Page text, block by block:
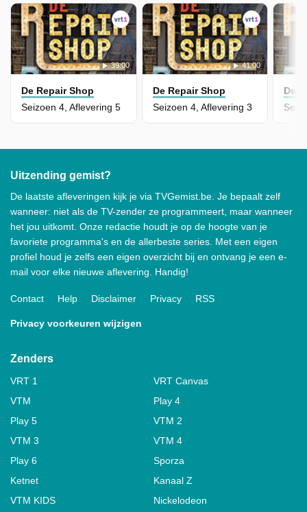
39:00
De Repair Shop
Seizoen 4, Aflevering 5
41:00
De Repair Shop
Seizoen 4, Aflevering 3
De
Uitzending gemist?
De laatste afleveringen kijk je via TVGemist.be. Je bepaalt zelf
wanneer: niet als de TV-zender ze programmeert, maar wanneer
het jou uitkomt. Onze redactie houdt je op de hoogte van je
favoriete programma's en de allerbeste series. Met een eigen
profiel houd je zelfs een eigen overzicht bij en ontvang je een e-
mail voor elke nieuwe aflevering. Handig!
Contact Help Disclaimer Privacy RSS
Privacy voorkeuren wijzigen
Zenders
VRT 1
VRT Canvas
VTM
Play 4
Play 5
VTM 2
VTM 3
VTM 4
Play 6
Sporza
Ketnet
Kanaal Z
VTM KIDS
Nickelodeon